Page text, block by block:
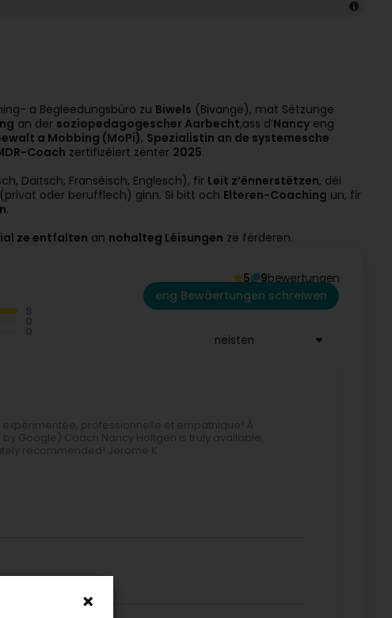
a Begleedungsbüro zu Biwels (Bivange), mat Sëtzunge
an der soziopedagogescher Aarbecht,ass d’Nancy eng
a Mobbing (MoPi), Spezialistin an de systemesche
Coach zertifizéiert zënter 2025.
Däitsch, Franséisch, Englesch), fir Leit z’ënnerstëtzen, déi
(privat oder berufflech) ginn. Si bitt och Elteren-Coaching un, fir
.
ze entfalten an nohalteg Léisungen ze fërderen.
5 9bewertungen
eng Bewäertungen schreiwen
neisten
professionnelle et empathique! À
Google) Coach Nancy Holtgen is truly available,
recommended! Jerome K.